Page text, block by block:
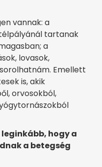
vannak: a
tartanak
a
lovasok,
Emellett
is, akik
orvosokból,
hogy a
a betegség